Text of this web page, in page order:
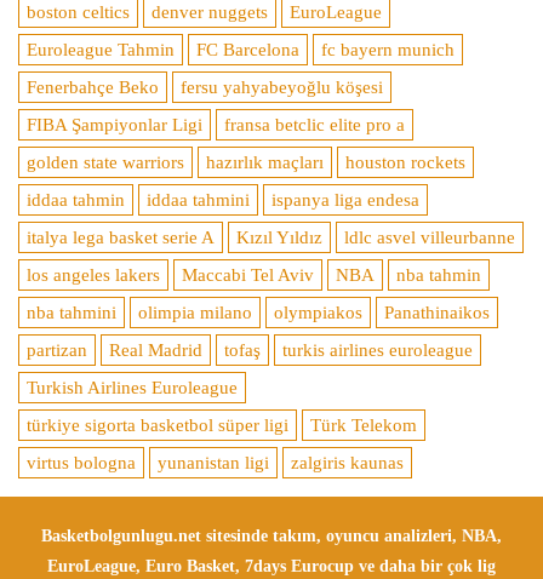
boston celtics
denver nuggets
EuroLeague
Euroleague Tahmin
FC Barcelona
fc bayern munich
Fenerbahçe Beko
fersu yahyabeyoğlu köşesi
FIBA Şampiyonlar Ligi
fransa betclic elite pro a
golden state warriors
hazırlık maçları
houston rockets
iddaa tahmin
iddaa tahmini
ispanya liga endesa
italya lega basket serie A
Kızıl Yıldız
ldlc asvel villeurbanne
los angeles lakers
Maccabi Tel Aviv NBA
nba tahmin
nba tahmini
olimpia milano olympiakos
Panathinaikos
partizan
Real Madrid tofaş
turkis airlines euroleague
Turkish Airlines Euroleague
türkiye sigorta basketbol süper ligi
Türk Telekom
virtus bologna
yunanistan ligi zalgiris kaunas
Basketbolgunlugu.net sitesinde takım, oyuncu analizleri, NBA,
EuroLeague, Euro Basket, 7days Eurocup ve daha bir çok lig